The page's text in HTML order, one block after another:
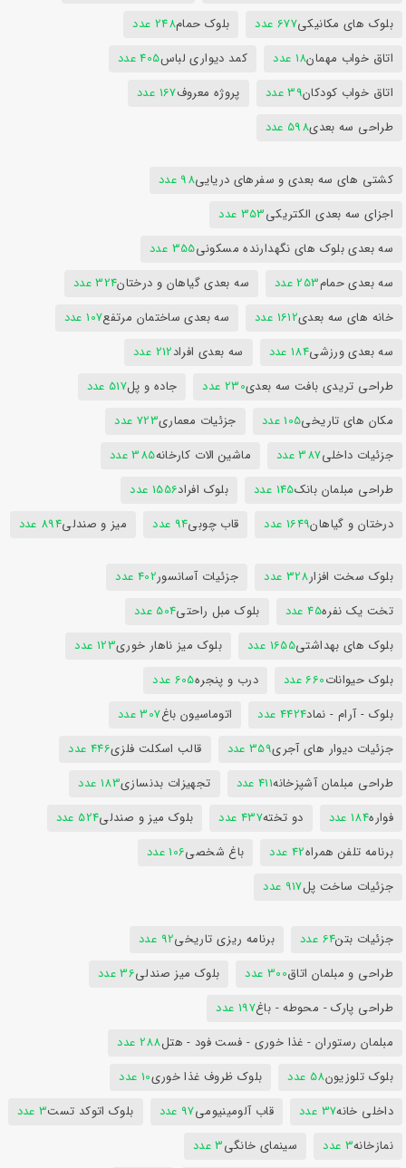
بلوک های مکانیکی677 عدد بلوک حمام248 عدد
اتاق خواب مهمان18 عدد کمد دیواری لباس405 عدد
اتاق خواب کودکان39 عدد پروژه معروف167 عدد
طراحی سه بعدی598 عدد
کشتی های سه بعدی و سفرهای دریایی98 عدد
اجزای سه بعدی الکتریکی353 عدد
سه بعدی بلوک های نگهدارنده مسکونی355 عدد
سه بعدی حمام253 عدد سه بعدی گیاهان و درختان324 عدد
خانه های سه بعدی1612 عدد سه بعدی ساختمان مرتفع107 عدد
سه بعدی ورزشی184 عدد سه بعدی افراد212 عدد
طراحی تریدی بافت سه بعدی230 عدد جاده و پل517 عدد
مکان های تاریخی105 عدد جزئیات معماری723 عدد
جزئیات داخلی387 عدد ماشین الات کارخانه385 عدد
طراحی مبلمان بانک145 عدد بلوک افراد1556 عدد
درختان و گیاهان1649 عدد قاب چوبی94 عدد میز و صندلی894 عدد
بلوک سخت افزار328 عدد جزئیات آسانسور402 عدد
تخت یک نفره45 عدد بلوک مبل راحتی504 عدد
بلوک های بهداشتی1655 عدد بلوک میز ناهار خوری123 عدد
بلوک حیوانات660 عدد درب و پنجره605 عدد
بلوک - آرام - نماد4424 عدد اتوماسیون باغ307 عدد
جزئیات دیوار های آجری359 عدد قالب اسکلت فلزی446 عدد
طراحی مبلمان آشپزخانه411 عدد تجهیزات بدنسازی183 عدد
فواره184 عدد دو تخته437 عدد بلوک میز و صندلی524 عدد
برنامه تلفن همراه42 عدد باغ شخصی106 عدد
جزئیات ساخت پل917 عدد
جزئیات بتن64 عدد برنامه ریزی تاریخی92 عدد
طراحی و مبلمان اتاق300 عدد بلوک میز صندلی36 عدد
طراحی پارک - محوطه - باغ197 عدد
مبلمان رستوران - غذا خوری - فست فود - هتل288 عدد
بلوک تلوزیون58 عدد بلوک ظروف غذا خوری10 عدد
داخلی خانه37 عدد قاب آلومینیومی97 عدد بلوک اتوکد تست3 عدد
نمازخانه3 عدد سینمای خانگی3 عدد